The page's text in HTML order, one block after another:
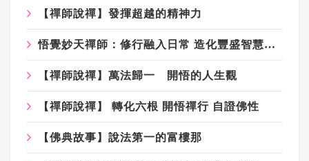
【禪師說禪】發揮超越的精神力
悟覺妙天禪師：修行融入日常 造化豐盛智慧人生
【禪師說禪】萬法歸一 開悟的人生觀
【禪師說禪】 轉化六根 開悟禪行 自證佛性
【佛典故事】說法第一的富樓那